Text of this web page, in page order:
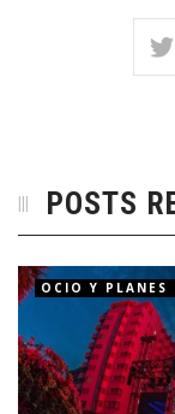
POSTS
OCIO Y PLANES